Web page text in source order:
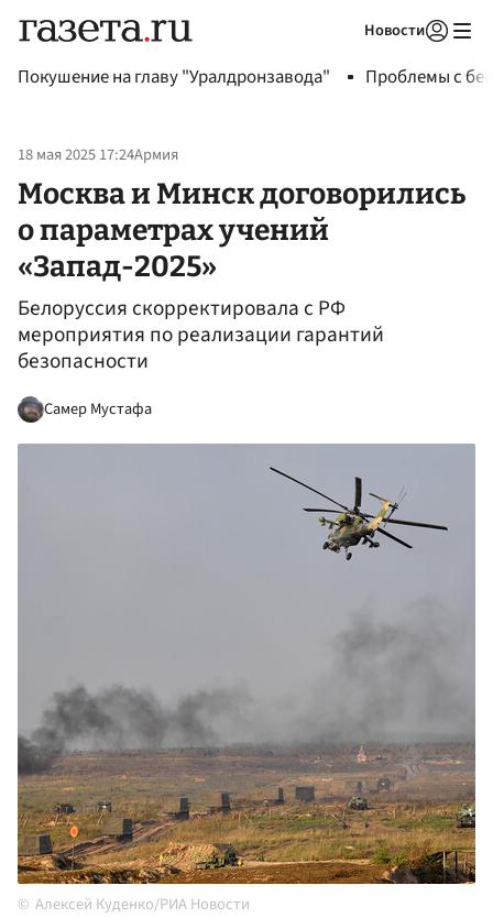
Новости
Покушение на главу "Уралдронзавода" Проблемы с
18 мая 2025 17:24Армия
Москва и Минск договорились
о параметрах учений
«Запад-2025»
Белоруссия скорректировала с РФ
мероприятия по реализации гарантий
безопасности
Самер Мустафа
Алексей Куденко/РИА Новости